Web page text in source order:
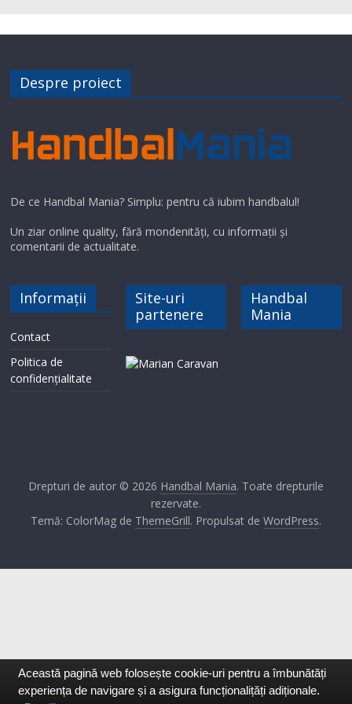
V
d
e
o
Despre proiect
De ce Handbal Mania? Simplu: pentru că iubim handbalul!
Un ziar online quality, fără mondenități, cu informații și
comentarii de actualitate.
Informații
Contact
Politica de
confidențialitate
Site-uri
partenere
Handbal
Mania
Drepturi de autor © 2026 Handbal Mania. Toate drepturile
rezervate.
Temă: ColorMag de ThemeGrill. Propulsat de WordPress.
Această pagină web folosește cookie-uri pentru a îmbunătăți
experiența de navigare și a asigura funcționalițăți adiționale.